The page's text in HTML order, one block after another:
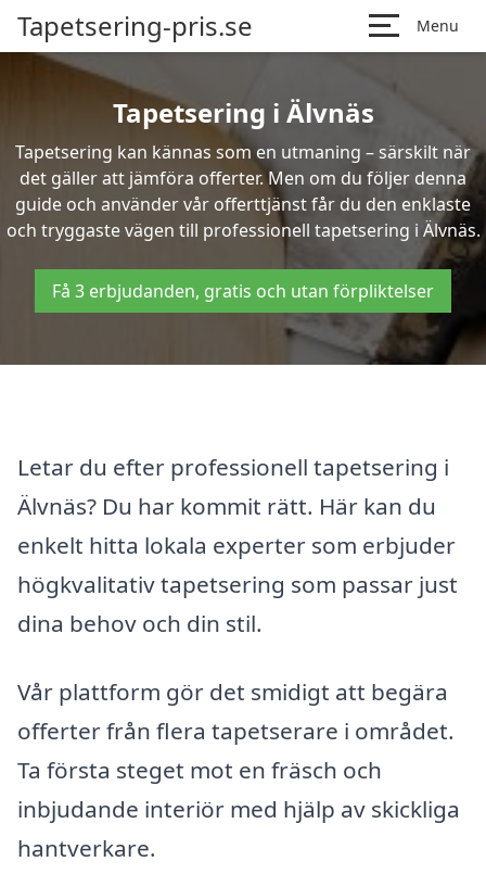
Tapetsering-pris.se Menu
Tapetsering i Älvnäs
Tapetsering kan kännas som en utmaning – särskilt när
det gäller att jämföra offerter. Men om du följer denna
guide och använder vår offerttjänst får du den enklaste
och tryggaste vägen till professionell tapetsering i Älvnäs.
Få 3 erbjudanden, gratis och utan förpliktelser
Letar du efter professionell tapetsering i
Älvnäs? Du har kommit rätt. Här kan du
enkelt hitta lokala experter som erbjuder
högkvalitativ tapetsering som passar just
dina behov och din stil.
Vår plattform gör det smidigt att begära
offerter från flera tapetserare i området.
Ta första steget mot en fräsch och
inbjudande interiör med hjälp av skickliga
hantverkare.